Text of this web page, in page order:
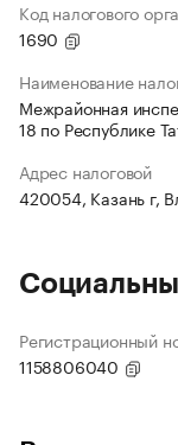
Код налогового
1690
Наименование
Межрайонная
18 по Республике
Адрес налоговой
420054, Казань г,
Регистрационный
1158806040